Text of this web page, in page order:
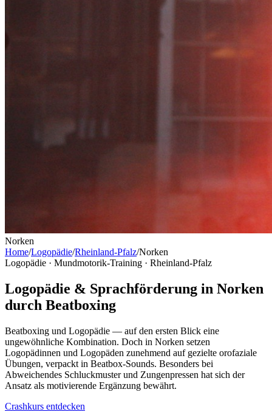
Norken
Home/Logopädie/Rheinland-Pfalz/Norken
Logopädie · Mundmotorik-Training · Rheinland-Pfalz
Logopädie & Sprachförderung in Norken
durch Beatboxing
Beatboxing und Logopädie — auf den ersten Blick eine
ungewöhnliche Kombination. Doch in Norken setzen
Logopädinnen und Logopäden zunehmend auf gezielte orofaziale
Übungen, verpackt in Beatbox-Sounds. Besonders bei
Abweichendes Schluckmuster und Zungenpressen hat sich der
Ansatz als motivierende Ergänzung bewährt.
Crashkurs entdecken